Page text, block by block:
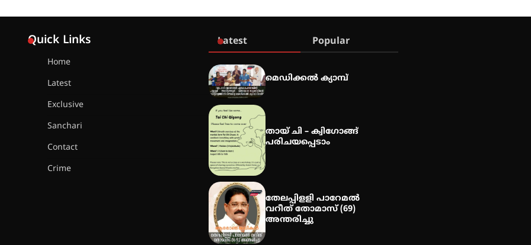
Quick Links
Home
Latest
Exclusive
Sanchari
Contact
Crime
Latest Popular
മെഡിക്കൽ ക്യാമ്പ്
തായ് ചി – ക്വിഗോങ്ങ്
പരിചയപ്പെടാം
തേലപ്പിളളി പാറേമൽ
വറീത് തോമാസ് (69)
അന്തരിച്ചു